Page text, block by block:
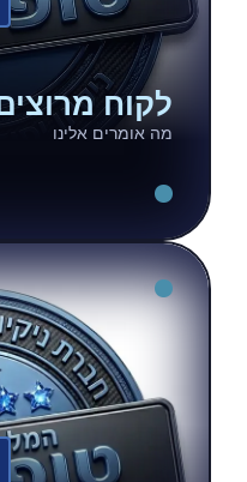
לקוח מרוצים
מה אומרים אלינו